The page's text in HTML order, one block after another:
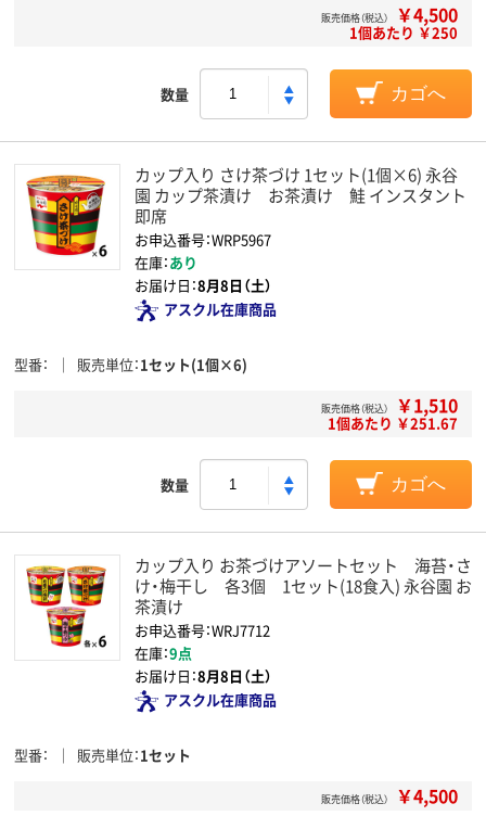
販売価格（税込） ￥4,500
1個あたり ￥250
数量 カゴへ
カップ入り さけ茶づけ 1セット(1個×6) 永谷
園 カップ茶漬け お茶漬け 鮭 インスタント
即席
お申込番号：WRP5967
在庫：あり
お届け日：8月8日（土）
アスクル在庫商品
型番 販売単位 1セット(1個×6)
販売価格（税込） ￥1,510
1個あたり ￥251.67
数量 カゴへ
カップ入り お茶づけアソートセット 海苔・さ
け・梅干し 各3個 1セット(18食入) 永谷園 お
茶漬け
お申込番号：WRJ7712
在庫：9点
お届け日：8月8日（土）
アスクル在庫商品
型番 販売単位 1セット
販売価格（税込） ￥4,500